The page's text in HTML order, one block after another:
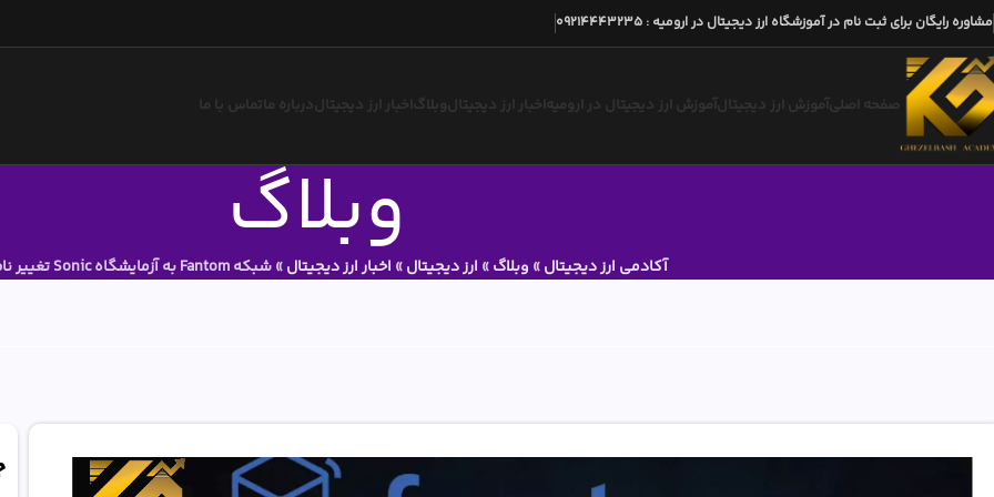
مشاوره رایگان برای ثبت نام در آموزشگاه ارز دیجیتال در ارومیه :
09214443235
صفحه اصلیآموزش ارز دیجیتالآموزش ارز دیجیتال در ارومیه اخبار ارز دیجیتالوبلاگ اخبار ارز دیجیتالدرباره ماتماس با ما
وبلاگ آکادمی ارز دیجیتال» وبلاگ» ارز دیجیتال» اخبار ارز دیجیتال»شبکه Fantom به آزمایشگاه Sonic تغییر نام داد